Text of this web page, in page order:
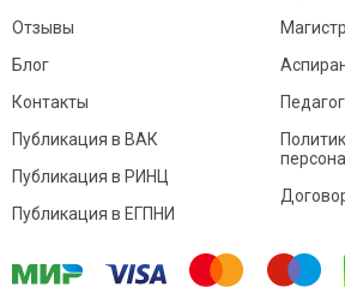
Отзывы
Блог
Контакты
Публикация в ВАК
Публикация в РИНЦ
Публикация в ЕГПНИ